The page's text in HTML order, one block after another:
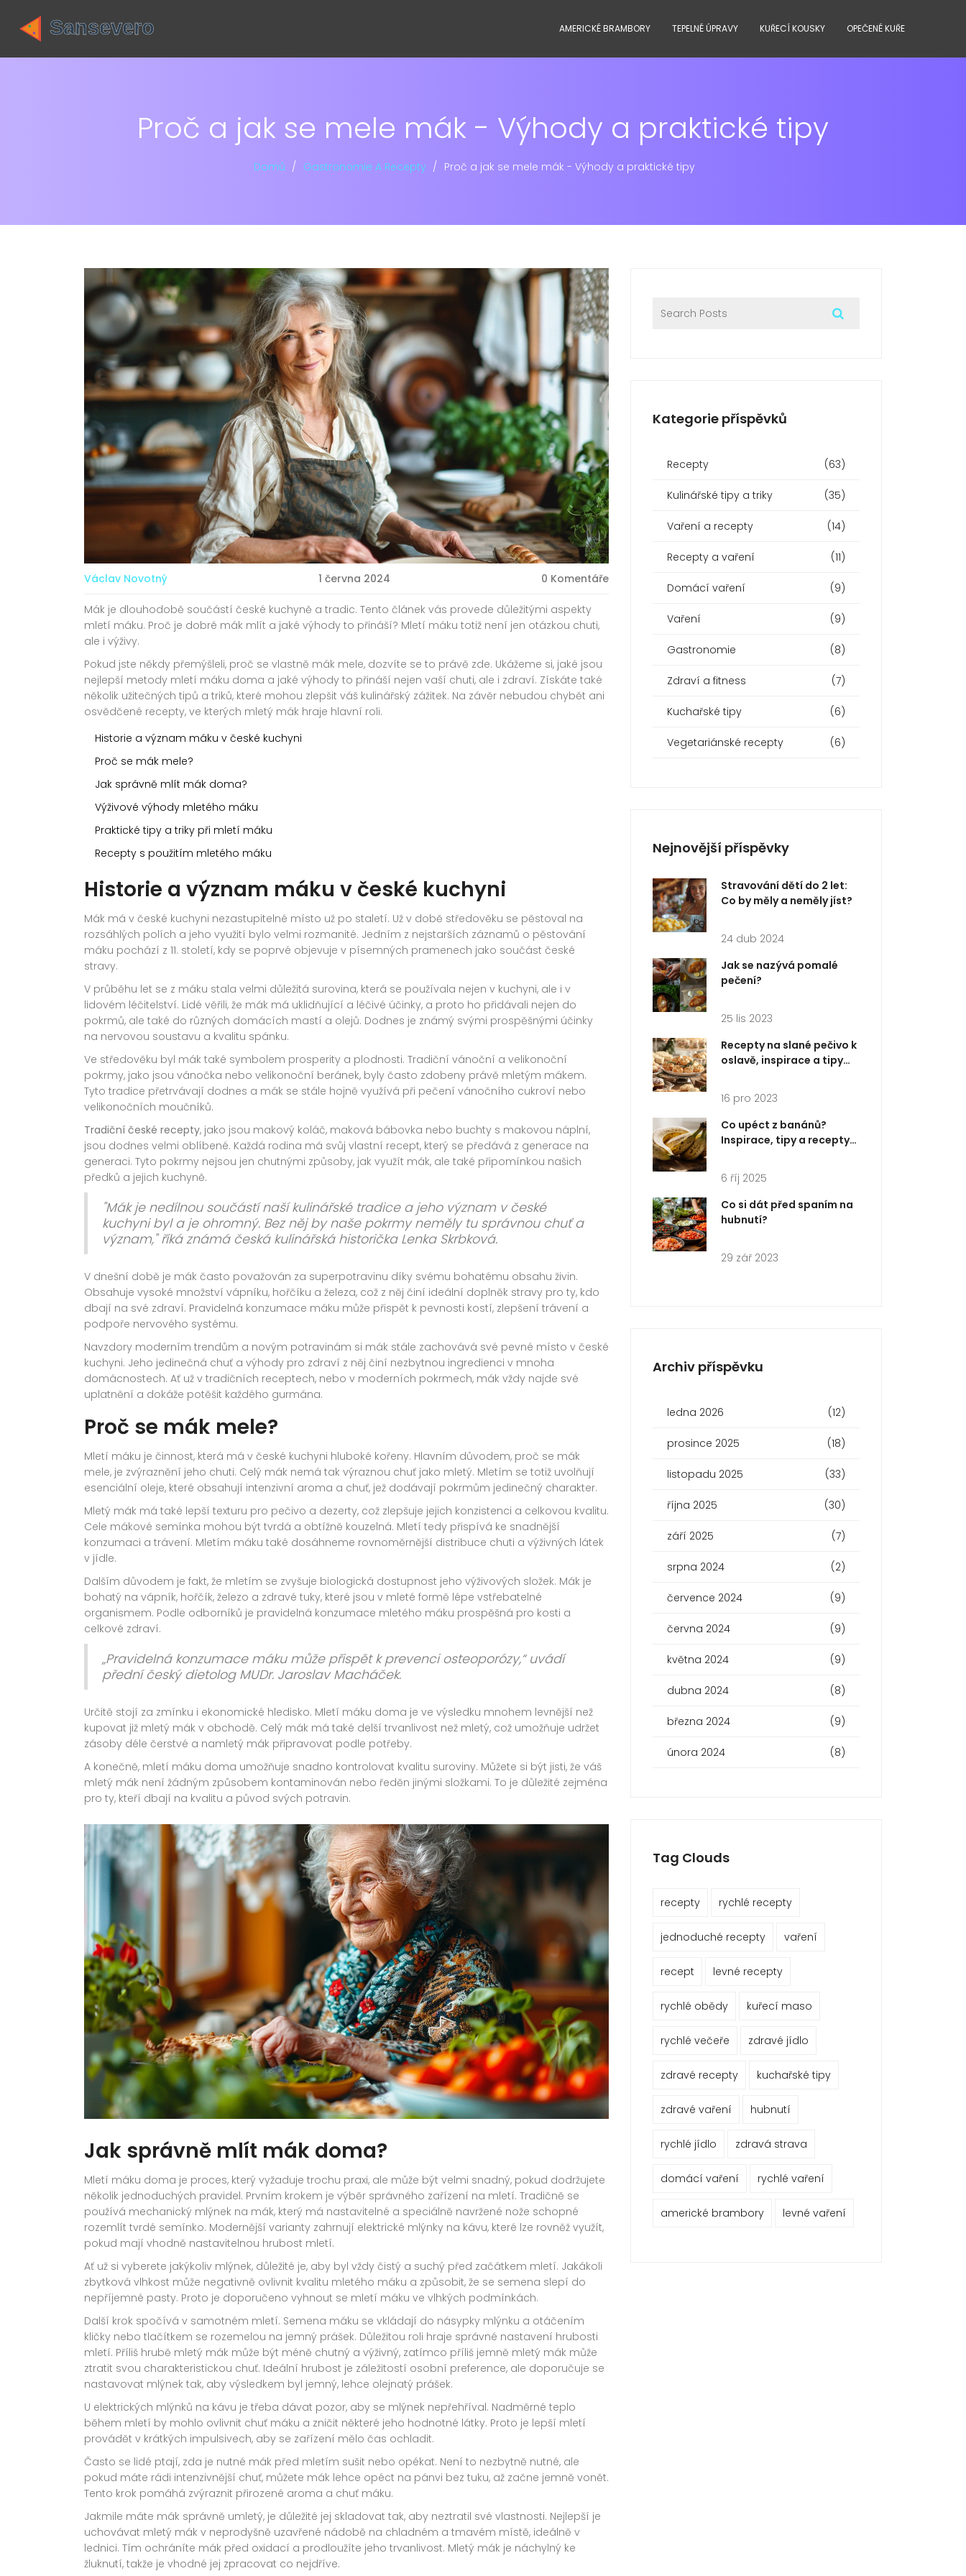
AMERICKÉ BRAMBORY TEPELNÉ ÚPRAVY KUŘECÍ KOUSKY OPEČENÉ KUŘE
Proč a jak se mele mák - Výhody a praktické tipy
Domů Gastronomie A Recepty Proč a jak se mele mák - Výhody a praktické tipy
Václav Novotný 1 června 2024 0 Komentáře
Mák je dlouhodobě součástí české kuchyně a tradic. Tento článek vás provede důležitými aspekty
mletí máku. Proč je dobré mák mlít a jaké výhody to přináší? Mletí máku totiž není jen otázkou chuti,
ale i výživy.
Pokud jste někdy přemýšleli, proč se vlastně mák mele, dozvíte se to právě zde. Ukážeme si, jaké jsou
nejlepší metody mletí máku doma a jaké výhody to přináší nejen vaší chuti, ale i zdraví. Získáte také
několik užitečných tipů a triků, které mohou zlepšit váš kulinářský zážitek. Na závěr nebudou chybět ani
osvědčené recepty, ve kterých mletý mák hraje hlavní roli.
Historie a význam máku v české kuchyni
Proč se mák mele?
Jak správně mlít mák doma?
Výživové výhody mletého máku
Praktické tipy a triky při mletí máku
Recepty s použitím mletého máku
Historie a význam máku v české kuchyni
Mák má v české kuchyni nezastupitelné místo už po staletí. Už v době středověku se pěstoval na
rozsáhlých polích a jeho využití bylo velmi rozmanité. Jedním z nejstarších záznamů o pěstování
máku pochází z 11. století, kdy se poprvé objevuje v písemných pramenech jako součást české
stravy.
V průběhu let se z máku stala velmi důležitá surovina, která se používala nejen v kuchyni, ale i v
lidovém léčitelství. Lidé věřili, že mák má uklidňující a léčivé účinky, a proto ho přidávali nejen do
pokrmů, ale také do různých domácích mastí a olejů. Dodnes je známý svými prospěšnými účinky
na nervovou soustavu a kvalitu spánku.
Ve středověku byl mák také symbolem prosperity a plodnosti. Tradiční vánoční a velikonoční
pokrmy, jako jsou vánočka nebo velikonoční beránek, byly často zdobeny právě mletým mákem.
Tyto tradice přetrvávají dodnes a mák se stále hojně využívá při pečení vánočního cukroví nebo
velikonočních moučníků.
Tradiční české recepty, jako jsou makový koláč, maková bábovka nebo buchty s makovou náplní,
jsou dodnes velmi oblíbené. Každá rodina má svůj vlastní recept, který se předává z generace na
generaci. Tyto pokrmy nejsou jen chutnými způsoby, jak využít mák, ale také připomínkou našich
předků a jejich kuchyně.
"Mák je nedílnou součástí naší kulinářské tradice a jeho význam v české
kuchyni byl a je ohromný. Bez něj by naše pokrmy neměly tu správnou chuť a
význam," říká známá česká kulinářská historička Lenka Skrbková.
V dnešní době je mák často považován za superpotravinu díky svému bohatému obsahu živin.
Obsahuje vysoké množství vápníku, hořčíku a železa, což z něj činí ideální doplněk stravy pro ty, kdo
dbají na své zdraví. Pravidelná konzumace máku může přispět k pevnosti kostí, zlepšení trávení a
podpoře nervového systému.
Navzdory moderním trendům a novým potravinám si mák stále zachovává své pevné místo v české
kuchyni. Jeho jedinečná chuť a výhody pro zdraví z něj činí nezbytnou ingredienci v mnoha
domácnostech. Ať už v tradičních receptech, nebo v moderních pokrmech, mák vždy najde své
uplatnění a dokáže potěšit každého gurmána.
Proč se mák mele?
Mletí máku je činnost, která má v české kuchyni hluboké kořeny. Hlavním důvodem, proč se mák
mele, je zvýraznění jeho chuti. Celý mák nemá tak výraznou chuť jako mletý. Mletím se totiž uvolňují
esenciální oleje, které obsahují intenzivní aroma a chuť, jež dodávají pokrmům jedinečný charakter.
Mletý mák má také lepší texturu pro pečivo a dezerty, což zlepšuje jejich konzistenci a celkovou kvalitu.
Cele mákové semínka mohou být tvrdá a obtížně kouzelná. Mletí tedy přispívá ke snadnější
konzumaci a trávení. Mletím máku také dosáhneme rovnoměrnější distribuce chuti a výživných látek
v jídle.
Dalším důvodem je fakt, že mletím se zvyšuje biologická dostupnost jeho výživových složek. Mák je
bohatý na vápník, hořčík, železo a zdravé tuky, které jsou v mleté formě lépe vstřebatelné
organismem. Podle odborníků je pravidelná konzumace mletého máku prospěšná pro kosti a
celkové zdraví.
„Pravidelná konzumace máku může přispět k prevenci osteoporózy,“ uvádí
přední český dietolog MUDr. Jaroslav Macháček.
Určitě stojí za zmínku i ekonomické hledisko. Mletí máku doma je ve výsledku mnohem levnější než
kupovat již mletý mák v obchodě. Celý mák má také delší trvanlivost než mletý, což umožňuje udržet
zásoby déle čerstvé a namletý mák připravovat podle potřeby.
A konečně, mletí máku doma umožňuje snadno kontrolovat kvalitu suroviny. Můžete si být jisti, že váš
mletý mák není žádným způsobem kontaminován nebo ředěn jinými složkami. To je důležité zejména
pro ty, kteří dbají na kvalitu a původ svých potravin.
Jak správně mlít mák doma?
Mletí máku doma je proces, který vyžaduje trochu praxi, ale může být velmi snadný, pokud dodržujete
několik jednoduchých pravidel. Prvním krokem je výběr správného zařízení na mletí. Tradičně se
používá mechanický mlýnek na mák, který má nastavitelné a speciálně navržené nože schopné
rozemlít tvrdé semínko. Modernější varianty zahrnují elektrické mlýnky na kávu, které lze rovněž využít,
pokud mají vhodně nastavitelnou hrubost mletí.
Ať už si vyberete jakýkoliv mlýnek, důležité je, aby byl vždy čistý a suchý před začátkem mletí. Jakákoli
zbytková vlhkost může negativně ovlivnit kvalitu mletého máku a způsobit, že se semena slepí do
nepříjemné pasty. Proto je doporučeno vyhnout se mletí máku ve vlhkých podmínkách.
Další krok spočívá v samotném mletí. Semena máku se vkládají do násypky mlýnku a otáčením
kličky nebo tlačítkem se rozemelou na jemný prášek. Důležitou roli hraje správné nastavení hrubosti
mletí. Příliš hrubě mletý mák může být méně chutný a výživný, zatímco příliš jemně mletý mák může
ztratit svou charakteristickou chuť. Ideální hrubost je záležitostí osobní preference, ale doporučuje se
nastavovat mlýnek tak, aby výsledkem byl jemný, lehce olejnatý prášek.
U elektrických mlýnků na kávu je třeba dávat pozor, aby se mlýnek nepřehříval. Nadměrné teplo
během mletí by mohlo ovlivnit chuť máku a zničit některé jeho hodnotné látky. Proto je lepší mletí
provádět v krátkých impulsivech, aby se zařízení mělo čas ochladit.
Často se lidé ptají, zda je nutné mák před mletím sušit nebo opékat. Není to nezbytně nutné, ale
pokud máte rádi intenzivnější chuť, můžete mák lehce opéct na pánvi bez tuku, až začne jemně vonět.
Tento krok pomáhá zvýraznit přirozené aroma a chuť máku.
Jakmile máte mák správně umletý, je důležité jej skladovat tak, aby neztratil své vlastnosti. Nejlepší je
uchovávat mletý mák v neprodyšně uzavřené nádobě na chladném a tmavém místě, ideálně v
lednici. Tím ochráníte mák před oxidací a prodloužíte jeho trvanlivost. Mletý mák je náchylný ke
žluknutí, takže je vhodné jej zpracovat co nejdříve.
Kategorie příspěvků
Recepty (63)
Kulinářské tipy a triky (35)
Vaření a recepty (14)
Recepty a vaření (11)
Domácí vaření (9)
Vaření (9)
Gastronomie (8)
Zdraví a fitness (7)
Kuchařské tipy (6)
Vegetariánské recepty (6)
Nejnovější příspěvky
Stravování dětí do 2 let:
Co by měly a neměly jíst?
24 dub 2024
Jak se nazývá pomalé
pečení?
25 lis 2023
Recepty na slané pečivo k
oslavě, inspirace a tipy
16 pro 2023
Co upéct z banánů?
Inspirace, tipy a recepty
pečivo
6 říj 2025
Co si dát před spaním na
hubnutí?
29 zář 2023
Archiv příspěvku
ledna 2026 (12)
prosince 2025 (18)
listopadu 2025 (33)
října 2025 (30)
září 2025 (7)
srpna 2024 (2)
července 2024 (9)
června 2024 (9)
května 2024 (9)
dubna 2024 (8)
března 2024 (9)
února 2024 (8)
Tag Clouds
recepty rychlé recepty
jednoduché recepty vaření
recept levné recepty
rychlé obědy kuřecí maso
rychlé večeře zdravé jídlo
zdravé recepty kuchařské tipy
zdravé vaření hubnutí
rychlé jídlo zdravá strava
domácí vaření rychlé vaření
americké brambory levné vaření